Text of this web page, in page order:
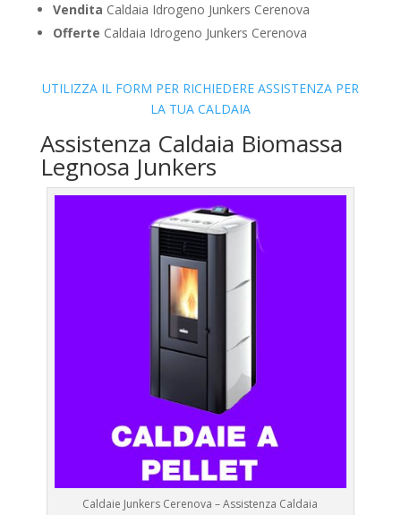
Vendita Caldaia Idrogeno Junkers Cerenova
Offerte Caldaia Idrogeno Junkers Cerenova
UTILIZZA IL FORM PER RICHIEDERE ASSISTENZA PER
LA TUA CALDAIA
Assistenza Caldaia Biomassa
Legnosa Junkers
Caldaie Junkers Cerenova – Assistenza Caldaia